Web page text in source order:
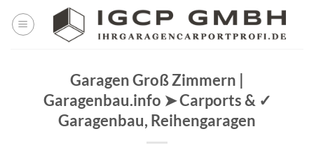
Garagen Groß Zimmern |
Garagenbau.info ➤ Carports & ✓
Garagenbau, Reihengaragen